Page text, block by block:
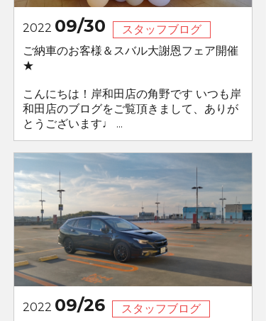
2022 09/30
スタッフブログ
ご納車のお客様＆スバル大謝恩フェア開催
★
こんにちは！岸和田店の角野です いつも岸
和田店のブログをご覧頂きまして、ありが
とうございます♩ ...
2022 09/26
スタッフブログ